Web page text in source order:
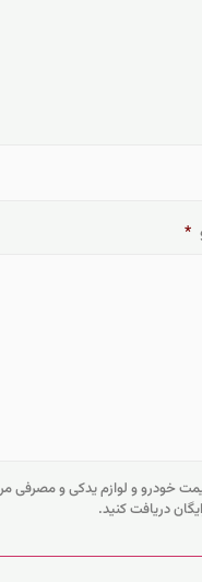
*
خودرو و لوازم یدکی و مصرفی
دریافت کنید.